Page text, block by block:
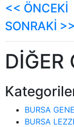
<< ÖNCEKİ
SONRAKİ >>
DİĞER
BURSA
BURSA